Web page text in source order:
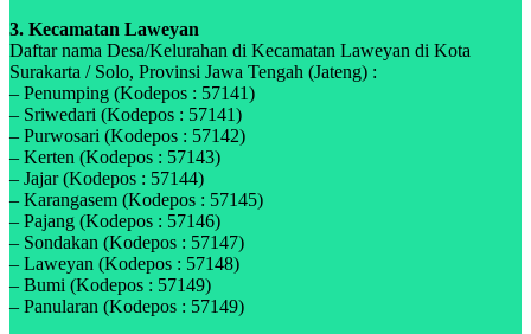
3. Kecamatan Laweyan
Daftar nama Desa/Kelurahan di Kecamatan Laweyan di Kota
Surakarta / Solo, Provinsi Jawa Tengah (Jateng) :
– Penumping (Kodepos : 57141)
– Sriwedari (Kodepos : 57141)
– Purwosari (Kodepos : 57142)
– Kerten (Kodepos : 57143)
– Jajar (Kodepos : 57144)
– Karangasem (Kodepos : 57145)
– Pajang (Kodepos : 57146)
– Sondakan (Kodepos : 57147)
– Laweyan (Kodepos : 57148)
– Bumi (Kodepos : 57149)
– Panularan (Kodepos : 57149)